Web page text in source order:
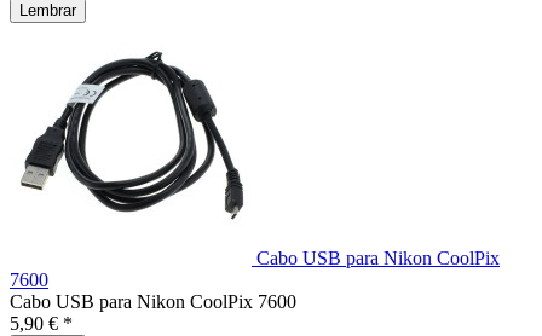
Lembrar
Cabo USB para Nikon CoolPix
7600
Cabo USB para Nikon CoolPix 7600
5,90 € *